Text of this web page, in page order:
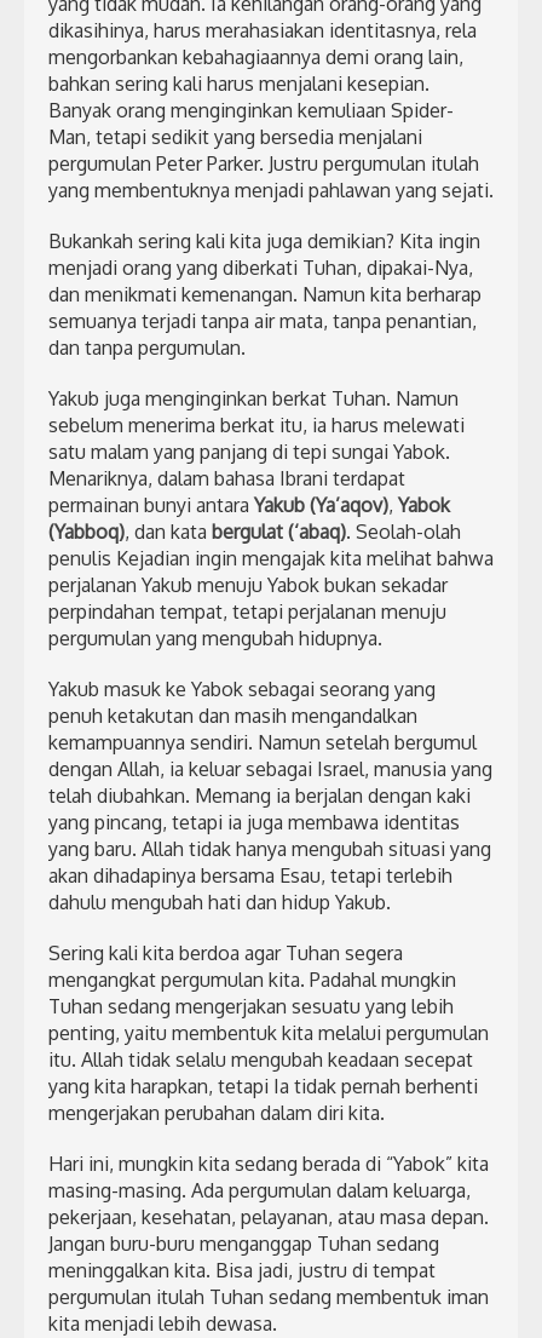
dikasihinya, harus merahasiakan identitasnya, rela
mengorbankan kebahagiaannya demi orang lain,
bahkan sering kali harus menjalani kesepian.
Banyak orang menginginkan kemuliaan Spider-
Man, tetapi sedikit yang bersedia menjalani
pergumulan Peter Parker. Justru pergumulan itulah
yang membentuknya menjadi pahlawan yang sejati.
Bukankah sering kali kita juga demikian? Kita ingin
menjadi orang yang diberkati Tuhan, dipakai-Nya,
dan menikmati kemenangan. Namun kita berharap
semuanya terjadi tanpa air mata, tanpa penantian,
dan tanpa pergumulan.
Yakub juga menginginkan berkat Tuhan. Namun
sebelum menerima berkat itu, ia harus melewati
satu malam yang panjang di tepi sungai Yabok.
Menariknya, dalam bahasa Ibrani terdapat
permainan bunyi antaraYakub (Ya’aqov),Yabok
(Yabboq), dan kata bergulat (‘abaq). Seolah-olah
penulis Kejadian ingin mengajak kita melihat bahwa
perjalanan Yakub menuju Yabok bukan sekadar
perpindahan tempat, tetapi perjalanan menuju
pergumulan yang mengubah hidupnya.
Yakub masuk ke Yabok sebagai seorang yang
penuh ketakutan dan masih mengandalkan
kemampuannya sendiri. Namun setelah bergumul
dengan Allah, ia keluar sebagai Israel, manusia yang
telah diubahkan. Memang ia berjalan dengan kaki
yang pincang, tetapi ia juga membawa identitas
yang baru. Allah tidak hanya mengubah situasi yang
akan dihadapinya bersama Esau, tetapi terlebih
dahulu mengubah hati dan hidup Yakub.
Sering kali kita berdoa agar Tuhan segera
mengangkat pergumulan kita. Padahal mungkin
Tuhan sedang mengerjakan sesuatu yang lebih
penting, yaitu membentuk kita melalui pergumulan
itu. Allah tidak selalu mengubah keadaan secepat
yang kita harapkan, tetapi Ia tidak pernah berhenti
mengerjakan perubahan dalam diri kita.
Hari ini, mungkin kita sedang berada di “Yabok” kita
masing-masing. Ada pergumulan dalam keluarga,
pekerjaan, kesehatan, pelayanan, atau masa depan.
Jangan buru-buru menganggap Tuhan sedang
meninggalkan kita. Bisa jadi, justru di tempat
pergumulan itulah Tuhan sedang membentuk iman
kita menjadi lebih dewasa.